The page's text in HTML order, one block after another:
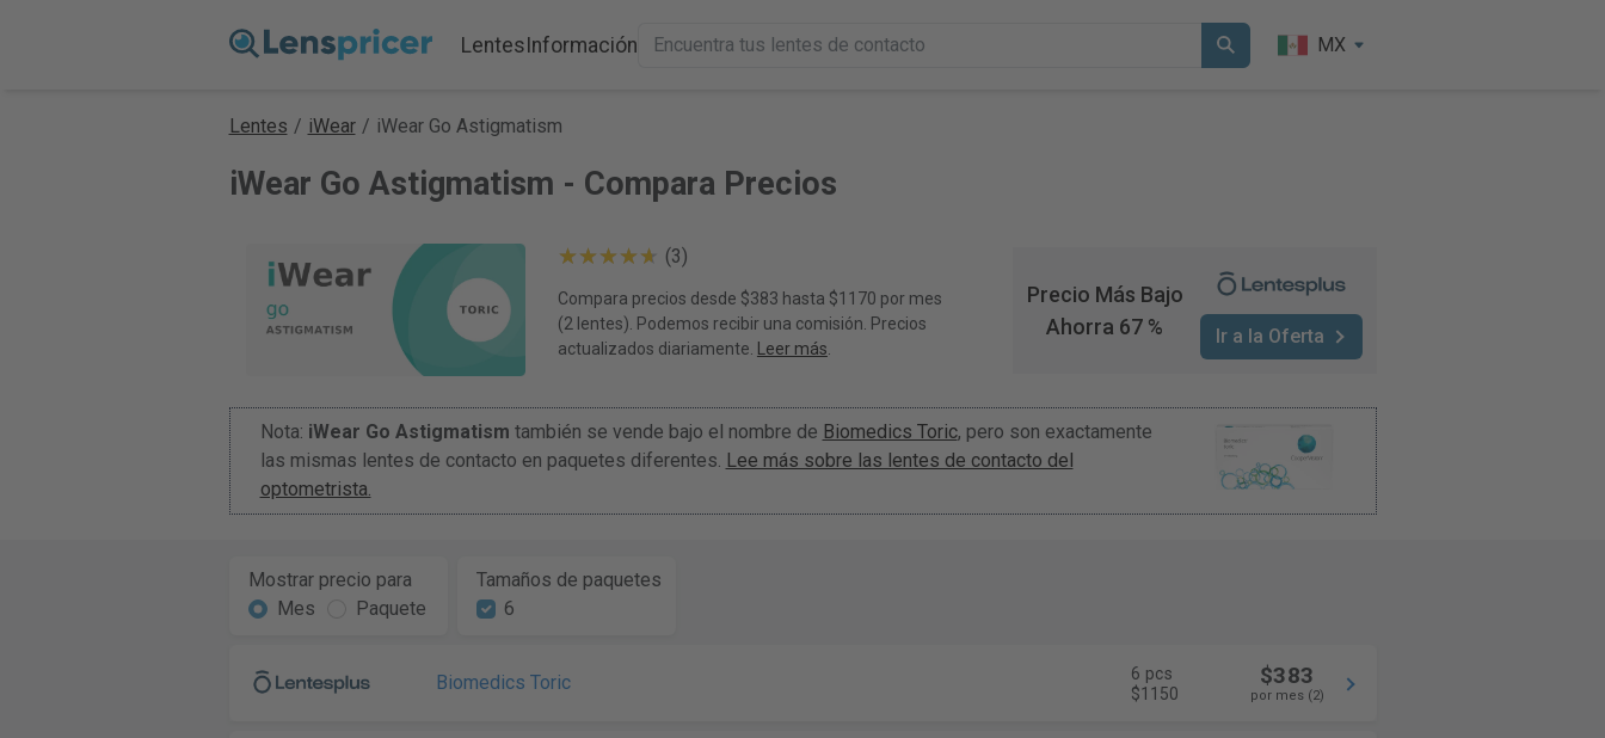
LentesInformación MX
Lentes / iWear / iWear Go Astigmatism
iWear Go Astigmatism - Compara Precios
(3)
Compara precios desde $383 hasta $1170 por mes
(2 lentes). Podemos recibir una comisión. Precios
actualizados diariamente. Leer más
Precio Más Bajo
Ahorra 67 %
Ir a la Oferta
Nota: iWear Go Astigmatism también se vende bajo el nombre de Biomedics Toric, pero son exactamente
las mismas lentes de contacto en paquetes diferentes. Lee más sobre las lentes de contacto del
optometrista.
Mostrar precio para
Mes
Paquete
Tamaños de paquetes
6
Biomedics Toric
6 pcs
$1150
$383
por mes (2)